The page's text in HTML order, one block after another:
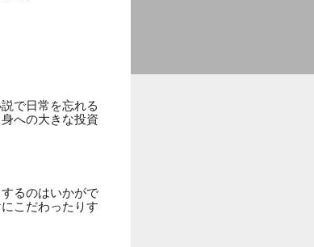
で日常を忘れる
への大きな投資
るのはいかがで
こだわったりす